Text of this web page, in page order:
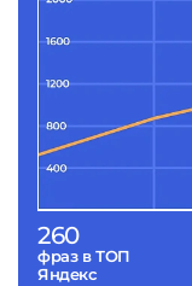
260
фраз в ТОП
Яндекс